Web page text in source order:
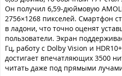
Он получил 6,59-дюймовую
2756×1268 пикселей. Смартфон
в ладони, что точно оценят
пользователи. Экран
Гц, работу с Dolby Vision и
достигает впечатляющих 3500
читать даже под прямыми